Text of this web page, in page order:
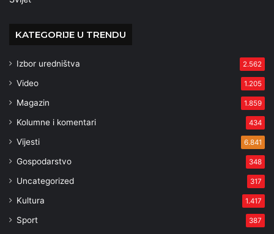
KATEGORIJE U TRENDU
Izbor uredništva 2.562
Video 1.205
Magazin 1.859
Kolumne i komentari 434
Vijesti 6.841
Gospodarstvo 348
Uncategorized 317
Kultura 1.417
Sport 387